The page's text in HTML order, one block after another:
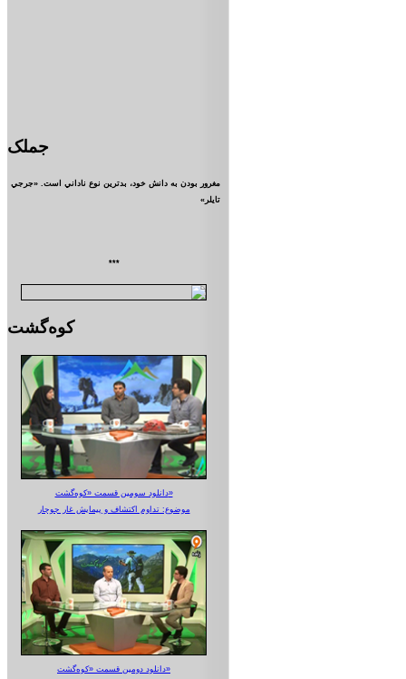
جملک
مغرور بودن به دانش خود، بدترين نوع ناداني است. «جرجي
تايلر»
***
کوه‌گشت
دانلود سومین قسمت «کوه‌گشت»
موضوع: تداوم اکتشاف و پیمایش غار جوجار
دانلود دومین قسمت «کوه‌گشت»